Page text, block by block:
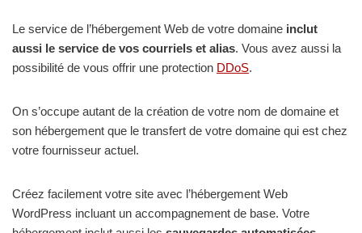
Le service de l’hébergement Web de votre domaine inclut
aussi le service de vos courriels et alias. Vous avez aussi la
possibilité de vous offrir une protection DDoS.
On s’occupe autant de la création de votre nom de domaine et
son hébergement que le transfert de votre domaine qui est chez
votre fournisseur actuel.
Créez facilement votre site avec l’hébergement Web
WordPress incluant un accompagnement de base. Votre